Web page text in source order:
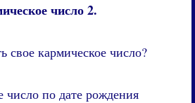
число 2.
свое кармическое число?
число по дате рождения